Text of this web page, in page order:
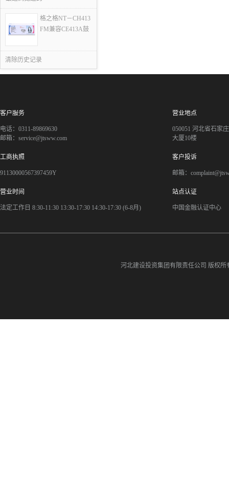
格之格NT－CH413
FM兼容CE413A鼓
清除历史记录
客户服务
电话：0311-89869630
邮箱：service@jtsww.com
营业地点
050051 河北省石家
大厦10楼
工商执照
91130000567397459Y
客户投诉
邮箱：
营业时间
法定工作日 8:30-11:30 13:30-17:30 14:30-17:30 (6-8月)
站点认证
中国金融认证中心
河北建设投资集团有限责任公司 版权所